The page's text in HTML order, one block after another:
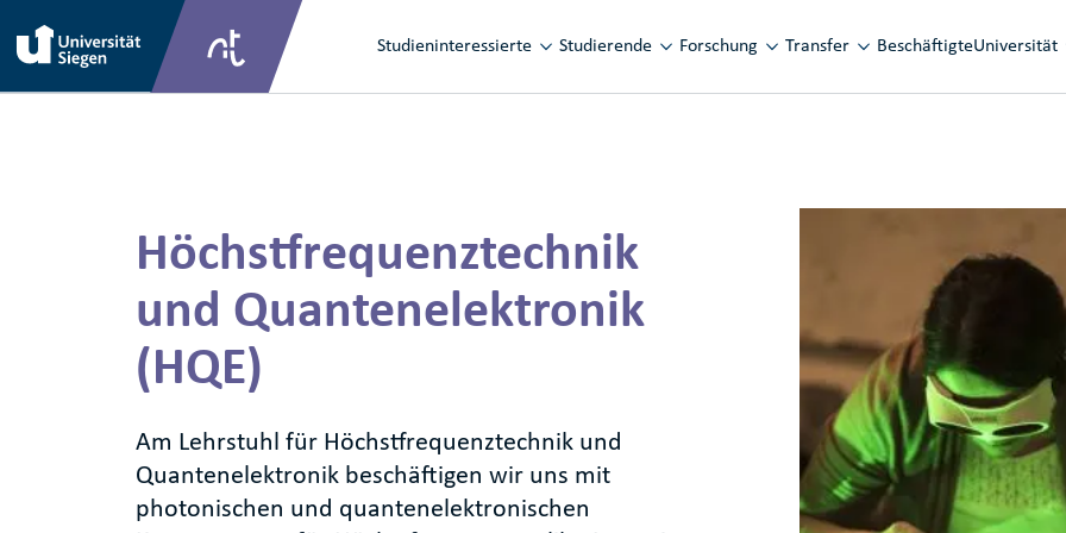
Main navigation
Studieninteressierte Studierende Forschung Transfer BeschäftigteUniversität
Höchstfrequenztechnik
und Quantenelektronik
(HQE)
Am Lehrstuhl für Höchstfrequenztechnik und
Quantenelektronik beschäftigen wir uns mit
photonischen und quantenelektronischen